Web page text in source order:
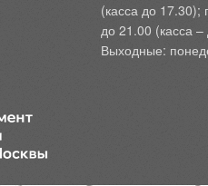
(касса до 17.30);
до 21.00 (касса
Выходные: